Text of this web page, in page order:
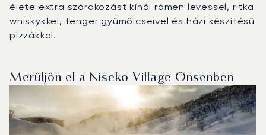
élete extra szórakozást kínál rámen levessel, ritka
whiskykkel, tenger gyümölcseivel és házi készítésű
pizzákkal.
Merüljön el a Niseko Village Onsenben